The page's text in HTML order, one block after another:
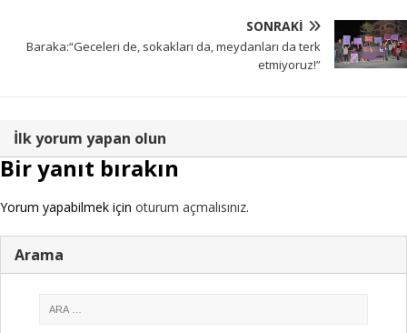
SONRAKI
Baraka:“Geceleri de, sokakları da, meydanları da terk
etmiyoruz!”
İlk yorum yapan olun
Bir yanıt bırakın
Yorum yapabilmek için oturum açmalısınız.
Arama